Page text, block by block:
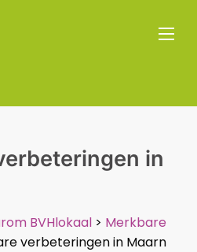
in
BVHlokaal > Merkbare
verbeteringen in Maarn